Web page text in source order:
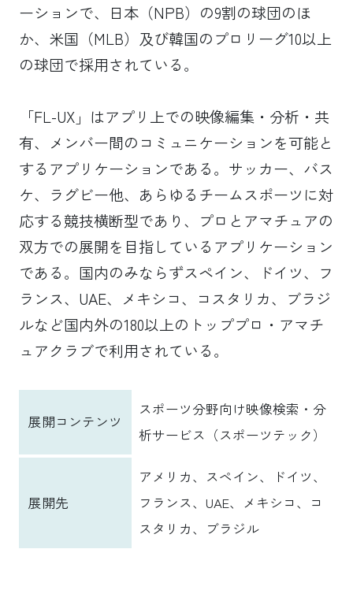
ーションで、日本（NPB）の9割の球団のほ
か、米国（MLB）及び韓国のプロリーグ10以上
の球団で採用されている。
「FL-UX」はアプリ上での映像編集・分析・共
有、メンバー間のコミュニケーションを可能と
するアプリケーションである。サッカー、バス
ケ、ラグビー他、あらゆるチームスポーツに対
応する競技横断型であり、プロとアマチュアの
双方での展開を目指しているアプリケーション
である。国内のみならずスペイン、ドイツ、フ
ランス、UAE、メキシコ、コスタリカ、ブラジ
ルなど国内外の180以上のトッププロ・アマチ
ュアクラブで利用されている。
展開コンテンツ
スポーツ分野向け映像検索・分
析サービス（スポーツテック）
展開先
アメリカ、スペイン、ドイツ、
フランス、UAE、メキシコ、コ
スタリカ、ブラジル